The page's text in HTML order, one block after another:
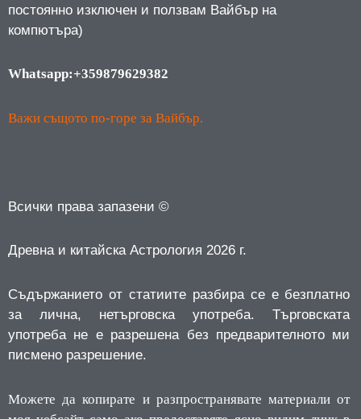
постоянно изключен и ползвам Вайбър на
компютъра)
Whatsapp:+359879629382
Важи същото по-горе за Вайбър.
Всички права запазени ©
Древна и китайска Астрология 2026 г.
Съдържанието от статиите разбира се е безплатно
за лична, нетърговска употреба.
Търговската
употреба не е разрешена без предварителното ми
писмено разрешение.
Можете да копирате и разпространявате материали от